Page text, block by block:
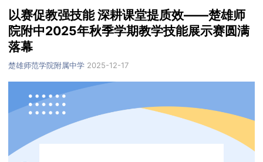
以赛促教强技能 深耕课堂提质效——楚雄师
院附中2025年秋季学期教学技能展示赛圆满
落幕
楚雄师范学院附属中学 2025-12-17